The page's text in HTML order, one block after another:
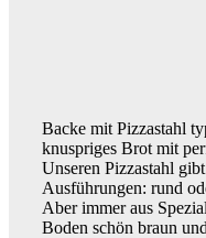
Backe mit Pizzastahl
knuspriges Brot mit
Unseren Pizzastahl
Ausführungen: rund
Aber immer aus
Boden schön braun